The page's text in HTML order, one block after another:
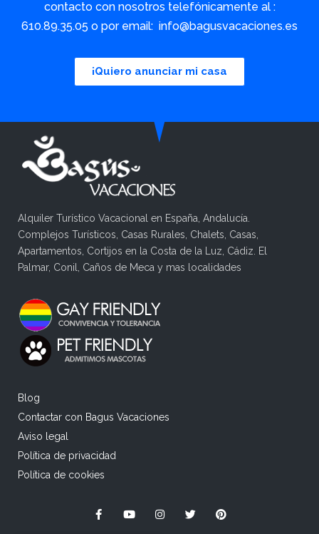
contacto con nosotros telefónicamente al :
610.89.35.05 o por email: info@bagusvacaciones.es
¡Quiero anunciar mi casa
Alquiler Turístico Vacacional en España, Andalucía.
Complejos Turísticos, Casas Rurales, Chalets, Casas,
Apartamentos, Cortijos en la Costa de la Luz, Cádiz. El
Palmar, Conil, Caños de Meca y mas localidades
Blog
Contactar con Bagus Vacaciones
Aviso legal
Política de privacidad
Política de cookies